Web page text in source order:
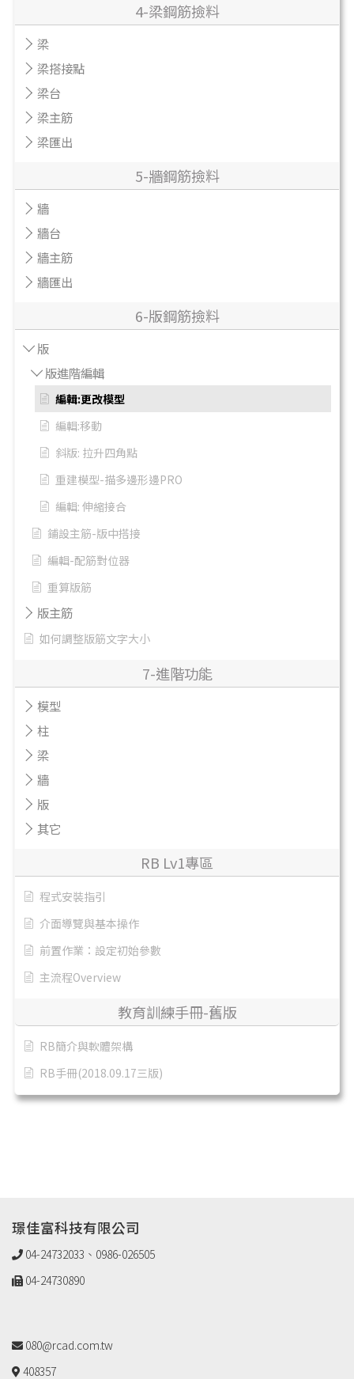
4-梁鋼筋撿料
梁
梁搭接點
梁台
梁主筋
梁匯出
5-牆鋼筋撿料
牆
牆台
牆主筋
牆匯出
6-版鋼筋撿料
版
版進階編輯
編輯:更改模型
編輯:移動
斜版: 拉升四角點
重建模型-描多邊形邊PRO
編輯: 伸縮接合
鋪設主筋-版中搭接
編輯-配筋對位器
重算版筋
版主筋
如何調整版筋文字大小
7-進階功能
模型
柱
梁
牆
版
其它
RB Lv1專區
程式安裝指引
介面導覽與基本操作
前置作業：設定初始參數
主流程Overview
教育訓練手冊-舊版
RB簡介與軟體架構
RB手冊(2018.09.17三版)
璟佳富科技有限公司
04-24732033、0986-026505
04-24730890
080@rcad.com.tw
408357